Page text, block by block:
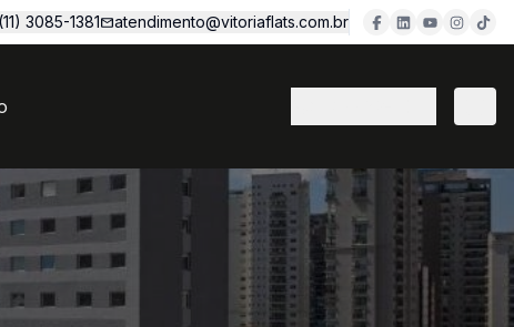
(11) 3085-1381 atendimento@vitoriaflats.com.br